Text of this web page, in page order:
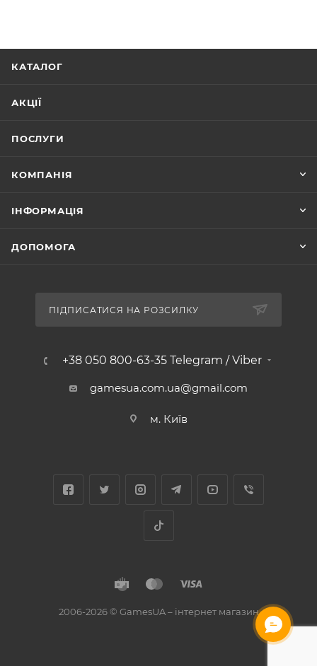
КАТАЛОГ
АКЦІЇ
ПОСЛУГИ
КОМПАНІЯ
ІНФОРМАЦІЯ
ДОПОМОГА
ПІДПИСАТИСЯ НА РОЗСИЛКУ
+38 050 800-63-35 Telegram / Viber
gamesua.com.ua@gmail.com
м. Київ
2006-2026 © GamesUA – інтернет магазин